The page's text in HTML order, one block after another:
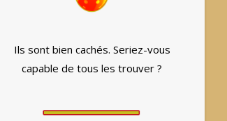
Ils sont bien cachés. Seriez-vous
capable de tous les trouver ?